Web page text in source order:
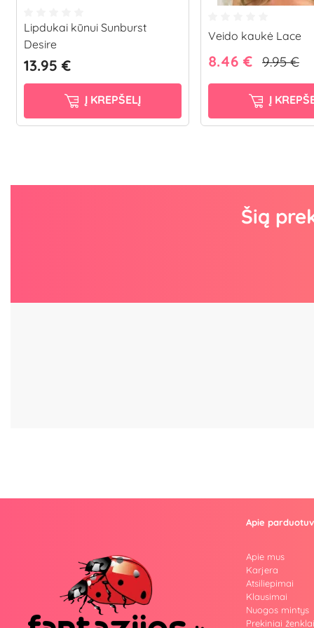
Lipdukai kūnui Sunburst
Desire
13.95 €
Į KREPŠELĮ
Veido kaukė Lace
8.46 € 9.95 €
Į
Šią
Apie
Apie mus
Karjera
Atsiliepimai
Klausimai
Nuogos mintys
Prekiniai ženklai